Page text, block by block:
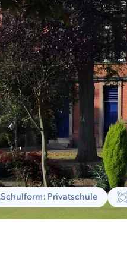
Schulform: Privatschule